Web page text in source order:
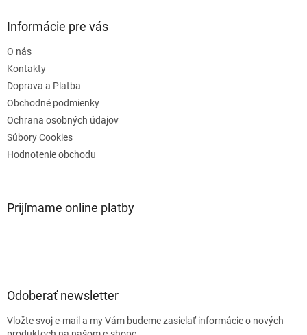
Informácie pre vás
O nás
Kontakty
Doprava a Platba
Obchodné podmienky
Ochrana osobných údajov
Súbory Cookies
Hodnotenie obchodu
Prijímame online platby
Odoberať newsletter
Vložte svoj e-mail a my Vám budeme zasielať informácie o nových